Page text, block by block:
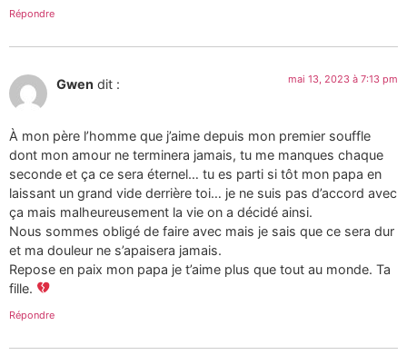
Répondre
Gwen dit : mai 13, 2023 à 7:13 pm
À mon père l’homme que j’aime depuis mon premier souffle
dont mon amour ne terminera jamais, tu me manques chaque
seconde et ça ce sera éternel… tu es parti si tôt mon papa en
laissant un grand vide derrière toi… je ne suis pas d’accord avec
ça mais malheureusement la vie on a décidé ainsi.
Nous sommes obligé de faire avec mais je sais que ce sera dur
et ma douleur ne s’apaisera jamais.
Repose en paix mon papa je t’aime plus que tout au monde. Ta
fille.
Répondre